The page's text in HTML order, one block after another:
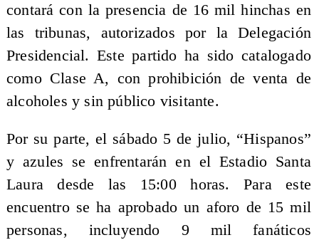
contará con la presencia de 16 mil hinchas en
las tribunas, autorizados por la Delegación
Presidencial. Este partido ha sido catalogado
como Clase A, con prohibición de venta de
alcoholes y sin público visitante.
Por su parte, el sábado 5 de julio, “Hispanos”
y azules se enfrentarán en el Estadio Santa
Laura desde las 15:00 horas. Para este
encuentro se ha aprobado un aforo de 15 mil
personas, incluyendo 9 mil fanáticos